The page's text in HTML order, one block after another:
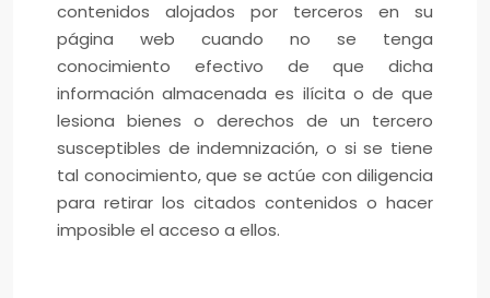
contenidos alojados por terceros en su
página web cuando no se tenga
conocimiento efectivo de que dicha
información almacenada es ilícita o de que
lesiona bienes o derechos de un tercero
susceptibles de indemnización, o si se tiene
tal conocimiento, que se actúe con diligencia
para retirar los citados contenidos o hacer
imposible el acceso a ellos.